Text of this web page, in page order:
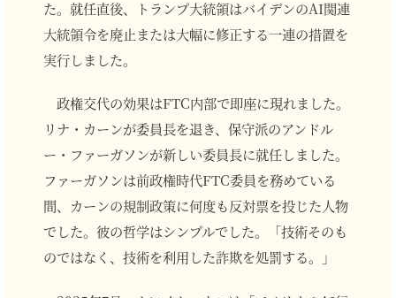
た。就任直後、トランプ大統領はバイデンのAI関連
大統領令を廃止または大幅に修正する一連の措置を
実行しました。
政権交代の効果はFTC内部で即座に現れました。
リナ・カーンが委員長を退き、保守派のアンドル
ー・ファーガソンが新しい委員長に就任しました。
ファーガソンは前政権時代FTC委員を務めている
間、カーンの規制政策に何度も反対票を投じた人物
でした。彼の哲学はシンプルでした。「技術そのも
のではなく、技術を利用した詐欺を処罰する。」